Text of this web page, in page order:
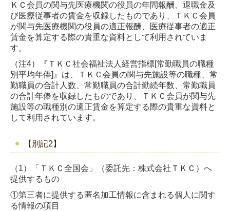
ＫＣ会員の関与先医療機関の役員の年間報酬、退職金及
び医療従事者の賃金を収録したものであり、ＴＫＣ会員
が関与先医療機関の役員の適正報酬、医療従事者の適正
賃金を算定する際の貴重な資料として利用されていま
す。
（注4）『ＴＫＣ社会福祉法人経営指標[常勤職員の職種
別平均年俸]』は、ＴＫＣ会員の関与先施設等の職種、常
勤職員の合計人数、常勤職員の合計勤続年数、常勤職員
の合計年俸を収録したものであり、ＴＫＣ会員が関与先
施設等の職種別の適正賃金を算定する際の貴重な資料と
して利用されています。
【別記2】
（1）「ＴＫＣ全国会」（委託先：株式会社ＴＫＣ）へ
提供するもの
①第三者に提供する匿名加工情報に含まれる個人に関す
る情報の項目